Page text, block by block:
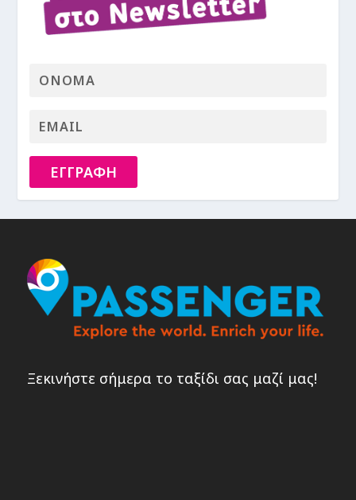
ΕΓΓΡΑΦΗ
Ξεκινήστε σήμερα το ταξίδι σας μαζί μας!